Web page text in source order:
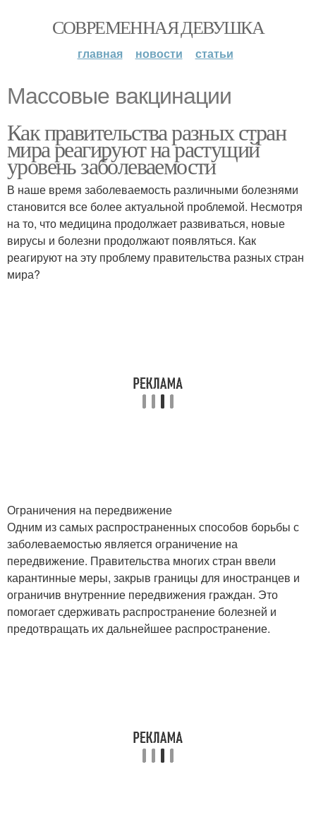
СОВРЕМЕННАЯ ДЕВУШКА
главная новости статьи
Массовые вакцинации
Как правительства разных стран
мира реагируют на растущий
уровень заболеваемости
В наше время заболеваемость различными болезнями
становится все более актуальной проблемой. Несмотря
на то, что медицина продолжает развиваться, новые
вирусы и болезни продолжают появляться. Как
реагируют на эту проблему правительства разных стран
мира?
Ограничения на передвижение
Одним из самых распространенных способов борьбы с
заболеваемостью является ограничение на
передвижение. Правительства многих стран ввели
карантинные меры, закрыв границы для иностранцев и
ограничив внутренние передвижения граждан. Это
помогает сдерживать распространение болезней и
предотвращать их дальнейшее распространение.